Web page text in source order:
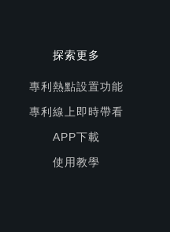
探索更多
專利熱點設置功能
專利線上即時帶看
APP下載
使用教學